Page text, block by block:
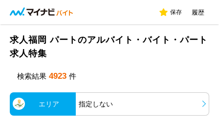
保存 履歴
求人福岡 パートのアルバイト・バイト・パート
求人特集
検索結果 4923 件
エリア 指定しない